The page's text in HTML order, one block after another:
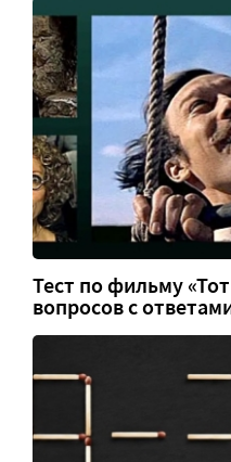
Тест по фильму
вопросов с